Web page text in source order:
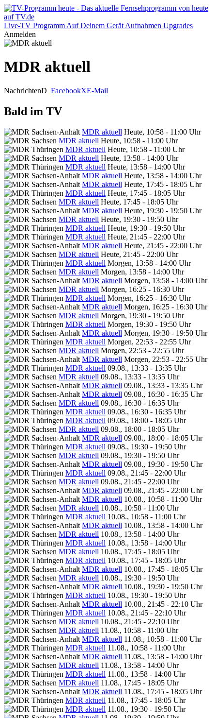
Live-TV Programm Auf Deinem Gerät Aufnahmen Upgrades
Anmelden
MDR aktuell
NachrichtenD FacebookXE-Mail
Bald im TV
MDR aktuell Heute, 10:58 - 11:00 Uhr
MDR aktuell Heute, 10:58 - 11:00 Uhr
MDR aktuell Heute, 10:58 - 11:00 Uhr
MDR aktuell Heute, 13:58 - 14:00 Uhr
MDR aktuell Heute, 13:58 - 14:00 Uhr
MDR aktuell Heute, 13:58 - 14:00 Uhr
MDR aktuell Heute, 17:45 - 18:05 Uhr
MDR aktuell Heute, 17:45 - 18:05 Uhr
MDR aktuell Heute, 17:45 - 18:05 Uhr
MDR aktuell Heute, 19:30 - 19:50 Uhr
MDR aktuell Heute, 19:30 - 19:50 Uhr
MDR aktuell Heute, 19:30 - 19:50 Uhr
MDR aktuell Heute, 21:45 - 22:00 Uhr
MDR aktuell Heute, 21:45 - 22:00 Uhr
MDR aktuell Heute, 21:45 - 22:00 Uhr
MDR aktuell Morgen, 13:58 - 14:00 Uhr
MDR aktuell Morgen, 13:58 - 14:00 Uhr
MDR aktuell Morgen, 13:58 - 14:00 Uhr
MDR aktuell Morgen, 16:25 - 16:30 Uhr
MDR aktuell Morgen, 16:25 - 16:30 Uhr
MDR aktuell Morgen, 16:25 - 16:30 Uhr
MDR aktuell Morgen, 19:30 - 19:50 Uhr
MDR aktuell Morgen, 19:30 - 19:50 Uhr
MDR aktuell Morgen, 19:30 - 19:50 Uhr
MDR aktuell Morgen, 22:53 - 22:55 Uhr
MDR aktuell Morgen, 22:53 - 22:55 Uhr
MDR aktuell Morgen, 22:53 - 22:55 Uhr
MDR aktuell 09.08., 13:33 - 13:35 Uhr
MDR aktuell 09.08., 13:33 - 13:35 Uhr
MDR aktuell 09.08., 13:33 - 13:35 Uhr
MDR aktuell 09.08., 16:30 - 16:35 Uhr
MDR aktuell 09.08., 16:30 - 16:35 Uhr
MDR aktuell 09.08., 16:30 - 16:35 Uhr
MDR aktuell 09.08., 18:00 - 18:05 Uhr
MDR aktuell 09.08., 18:00 - 18:05 Uhr
MDR aktuell 09.08., 18:00 - 18:05 Uhr
MDR aktuell 09.08., 19:30 - 19:50 Uhr
MDR aktuell 09.08., 19:30 - 19:50 Uhr
MDR aktuell 09.08., 19:30 - 19:50 Uhr
MDR aktuell 09.08., 21:45 - 22:00 Uhr
MDR aktuell 09.08., 21:45 - 22:00 Uhr
MDR aktuell 09.08., 21:45 - 22:00 Uhr
MDR aktuell 10.08., 10:58 - 11:00 Uhr
MDR aktuell 10.08., 10:58 - 11:00 Uhr
MDR aktuell 10.08., 10:58 - 11:00 Uhr
MDR aktuell 10.08., 13:58 - 14:00 Uhr
MDR aktuell 10.08., 13:58 - 14:00 Uhr
MDR aktuell 10.08., 13:58 - 14:00 Uhr
MDR aktuell 10.08., 17:45 - 18:05 Uhr
MDR aktuell 10.08., 17:45 - 18:05 Uhr
MDR aktuell 10.08., 17:45 - 18:05 Uhr
MDR aktuell 10.08., 19:30 - 19:50 Uhr
MDR aktuell 10.08., 19:30 - 19:50 Uhr
MDR aktuell 10.08., 19:30 - 19:50 Uhr
MDR aktuell 10.08., 21:45 - 22:10 Uhr
MDR aktuell 10.08., 21:45 - 22:10 Uhr
MDR aktuell 10.08., 21:45 - 22:10 Uhr
MDR aktuell 11.08., 10:58 - 11:00 Uhr
MDR aktuell 11.08., 10:58 - 11:00 Uhr
MDR aktuell 11.08., 10:58 - 11:00 Uhr
MDR aktuell 11.08., 13:58 - 14:00 Uhr
MDR aktuell 11.08., 13:58 - 14:00 Uhr
MDR aktuell 11.08., 13:58 - 14:00 Uhr
MDR aktuell 11.08., 17:45 - 18:05 Uhr
MDR aktuell 11.08., 17:45 - 18:05 Uhr
MDR aktuell 11.08., 17:45 - 18:05 Uhr
MDR aktuell 11.08., 19:30 - 19:50 Uhr